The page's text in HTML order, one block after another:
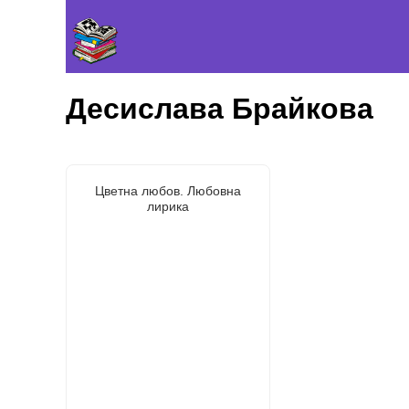
Десислава Брайкова
Цветна любов. Любовна
лирика